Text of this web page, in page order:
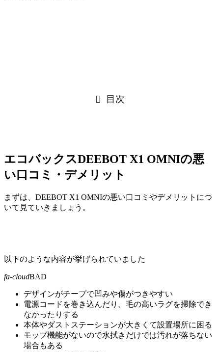
目次
エコバックスDEEBOT X1 OMNIの悪
い口コミ・デメリット
まずは、DEEBOT X1 OMNIの悪い口コミやデメリットにつ
いて見ていきましょう。
以下のような内容が挙げられていました
fa-cloudBAD
デザインがチープで凹みや傷がつきやすい
電源コードを巻き込んだり、毛の高いラグを掃除でき
なかったりする
本体やダストステーションが大きくて設置場所に困る
モップ機能がないので水拭きだけでは汚れが落ちない
場合もある